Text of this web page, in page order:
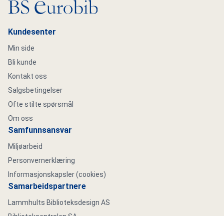
Gå til hovedsiden
Kundesenter
Min side
Bli kunde
Kontakt oss
Salgsbetingelser
Ofte stilte spørsmål
Om oss
Samfunnsansvar
Miljøarbeid
Personvernerklæring
Informasjonskapsler (cookies)
Samarbeidspartnere
Lammhults Biblioteksdesign AS